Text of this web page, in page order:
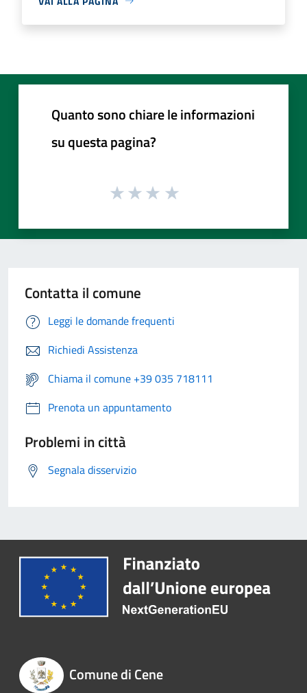
Quanto sono chiare le informazioni
su questa pagina?
Contatta il comune
Leggi le domande frequenti
Richiedi Assistenza
Chiama il comune +39 035 718111
Prenota un appuntamento
Problemi in città
Segnala disservizio
Comune di Cene